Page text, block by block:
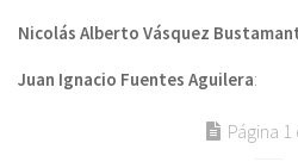
Nicolás Alberto Vásquez
Juan Ignacio Fuentes Aguilera:
Página 1